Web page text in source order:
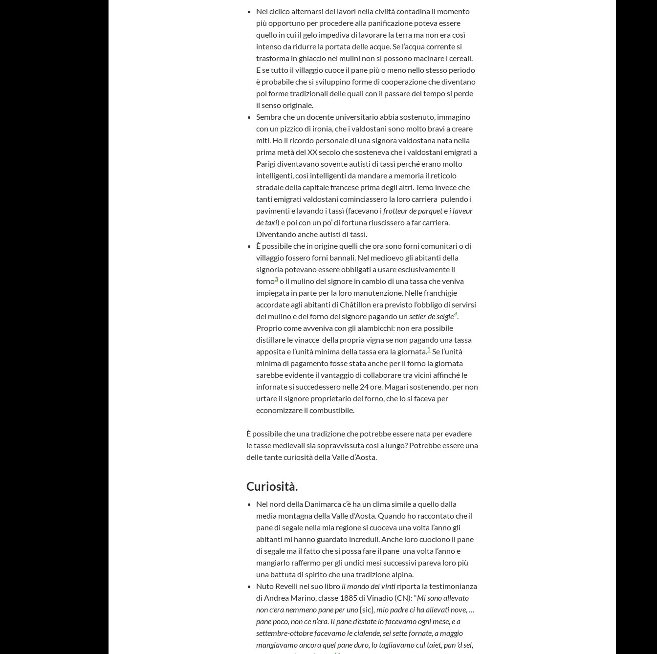
Nel ciclico alternarsi dei lavori nella civiltà contadina il momento
più opportuno per procedere alla panificazione poteva essere
quello in cui il gelo impediva di lavorare la terra ma non era così
intenso da ridurre la portata delle acque. Se l’acqua corrente si
trasforma in ghiaccio nei mulini non si possono macinare i cereali.
E se tutto il villaggio cuoce il pane più o meno nello stesso periodo
è probabile che si sviluppino forme di cooperazione che diventano
poi forme tradizionali delle quali con il passare del tempo si perde
il senso originale.
Sembra che un docente universitario abbia sostenuto, immagino
con un pizzico di ironia, che i valdostani sono molto bravi a creare
miti. Ho il ricordo personale di una signora valdostana nata nella
prima metà del XX secolo che sosteneva che i valdostani emigrati a
Parigi diventavano sovente autisti di tassì perché erano molto
intelligenti, così intelligenti da mandare a memoria il reticolo
stradale della capitale francese prima degli altri. Temo invece che
tanti emigrati valdostani cominciassero la loro carriera pulendo i
pavimenti e lavando i tassì (facevano i frotteur de parquete i laveur
de taxi) e poi con un po’ di fortuna riuscissero a far carriera.
Diventando anche autisti di tassì.
È possibile che in origine quelli che ora sono forni comunitari o di
villaggio fossero forni bannali. Nel medioevo gli abitanti della
signoria potevano essere obbligati a usare esclusivamente il
forno3 o il mulino del signore in cambio di una tassa che veniva
impiegata in parte per la loro manutenzione. Nelle franchigie
accordate agli abitanti di Châtillon era previsto l’obbligo di servirsi
del mulino e del forno del signore pagando un setier de seigle4.
Proprio come avveniva con gli alambicchi: non era possibile
distillare le vinacce della propria vigna se non pagando una tassa
apposita e l’unità minima della tassa era la giornata.5 Se l’unità
minima di pagamento fosse stata anche per il forno la giornata
sarebbe evidente il vantaggio di collaborare tra vicini affinché le
infornate si succedessero nelle 24 ore. Magari sostenendo, per non
urtare il signore proprietario del forno, che lo si faceva per
economizzare il combustibile.
È possibile che una tradizione che potrebbe essere nata per evadere
le tasse medievali sia sopravvissuta così a lungo? Potrebbe essere una
delle tante curiosità della Valle d’Aosta.
Curiosità.
Nel nord della Danimarca c’è ha un clima simile a quello dalla
media montagna della Valle d’Aosta. Quando ho raccontato che il
pane di segale nella mia regione si cuoceva una volta l’anno gli
abitanti mi hanno guardato increduli. Anche loro cuociono il pane
di segale ma il fatto che si possa fare il pane una volta l’anno e
mangiarlo raffermo per gli undici mesi successivi pareva loro più
una battuta di spirito che una tradizione alpina.
Nuto Revelli nel suo libro il mondo dei vinti riporta la testimonianza
di Andrea Marino, classe 1885 di Vinadio (CN): “Mi sono allevato
non c’era nemmeno pane per uno [sic], mio padre ci ha allevati nove, …
pane poco, non ce n’era. Il pane d’estate lo facevamo ogni mese, e a
settembre-ottobre facevamo le cialende, sei sette fornate, a maggio
mangiavamo ancora quel pane duro, lo tagliavamocul taiet, pan ‘d sel,